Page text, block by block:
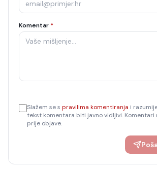
Komentar *
Slažem se s pravilima komentiranja i
tekst komentara biti javno vidljivi. Komentari
prije objave.